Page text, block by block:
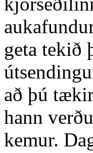
geta tekið
að þú
hann
kemur.